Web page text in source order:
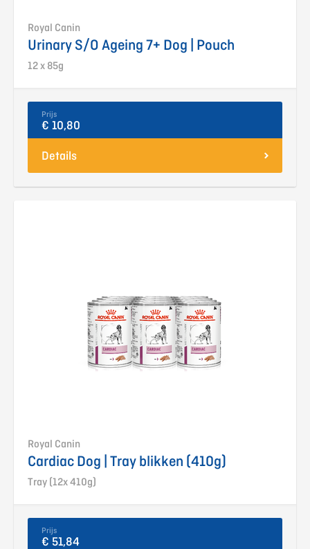
Royal Canin
Urinary S/O Ageing 7+ Dog | Pouch
12 x 85g
Prijs
€ 10,80
Details
Royal Canin
Cardiac Dog | Tray blikken (410g)
Tray (12x 410g)
Prijs
€ 51,84